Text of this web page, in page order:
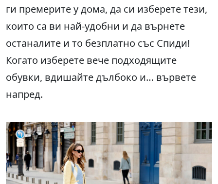
ги премерите у дома, да си изберете тези,
които са ви най-удобни и да върнете
останалите и то безплатно със Спиди!
Когато изберете вече подходящите
обувки, вдишайте дълбоко и… вървете
напред.